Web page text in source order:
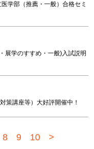
学部（推薦・一般）合格セミ
展学のすすめ・一般)入試説明
策講座等）大好評開催中！
8 9 10 >